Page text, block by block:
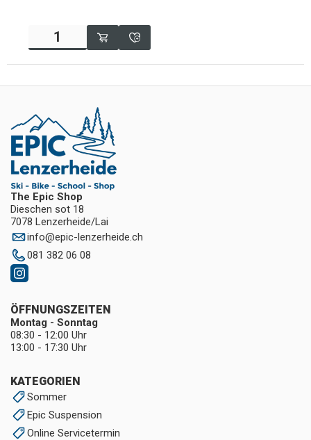
The Epic Shop
Dieschen sot 18
7078 Lenzerheide/Lai
info@epic-lenzerheide.ch
081 382 06 08
KATEGORIEN
Sommer
Epic Suspension
Online Servicetermin
ÖFFNUNGSZEITEN
Montag - Sonntag
08:30 - 12:00 Uhr
13:00 - 17:30 Uhr